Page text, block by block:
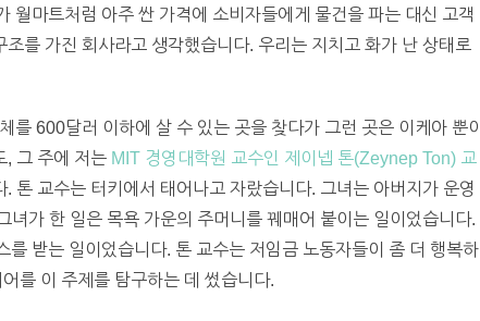
월마트처럼 아주 싼 가격에 소비자들에게 물건을 파는 대신 고객
를 가진 회사라고 생각했습니다. 우리는 지치고 화가 난 상태로
600달러 이하에 살 수 있는 곳을 찾다가 그런 곳은 이케아 뿐이
, 그 주에 저는 MIT 경영대학원 교수인 제이넵 톤(Zeynep Ton) 교
. 톤 교수는 터키에서 태어나고 자랐습니다. 그녀는 아버지가 운영
가 한 일은 목욕 가운의 주머니를 꿰매어 붙이는 일이었습니다.
받는 일이었습니다. 톤 교수는 저임금 노동자들이 좀 더 행복하
를 이 주제를 탐구하는 데 썼습니다.